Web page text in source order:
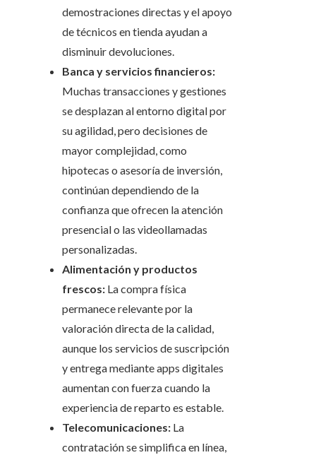
demostraciones directas y el apoyo
de técnicos en tienda ayudan a
disminuir devoluciones.
Banca y servicios financieros:
Muchas transacciones y gestiones
se desplazan al entorno digital por
su agilidad, pero decisiones de
mayor complejidad, como
hipotecas o asesoría de inversión,
continúan dependiendo de la
confianza que ofrecen la atención
presencial o las videollamadas
personalizadas.
Alimentación y productos
frescos: La compra física
permanece relevante por la
valoración directa de la calidad,
aunque los servicios de suscripción
y entrega mediante apps digitales
aumentan con fuerza cuando la
experiencia de reparto es estable.
Telecomunicaciones: La
contratación se simplifica en línea,